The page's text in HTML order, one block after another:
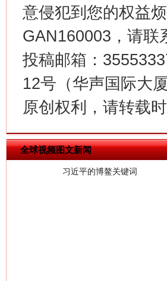
意侵犯到您的权益
GAN160003，请联
投稿邮箱：
12号（华声国际大
原创权利，请转载
全球视频图文新闻
习近平的博鳌关键词